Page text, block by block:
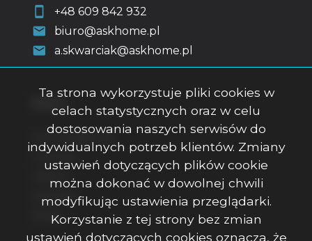
+48 609 842 932
biuro@askhome.pl
a.skwarciak@askhome.pl
Strona główna
O firmie
Kontakt
Rodo
Ta strona wykorzystuje pliki cookies w
celach statystycznych oraz w celu
dostosowania naszych serwisów do
indywidualnych potrzeb klientów. Zmiany
ustawień dotyczących plików cookie
można dokonać w dowolnej chwili
modyfikując ustawienia przeglądarki.
Korzystanie z tej strony bez zmian
ustawień dotyczących cookies oznacza, że